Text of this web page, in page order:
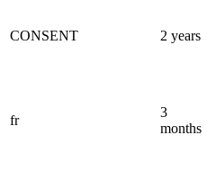
CONSENT 2 years
fr
3
months